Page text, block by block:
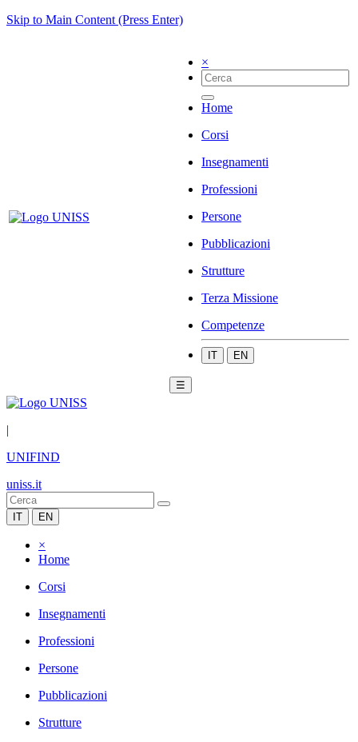
Skip to Main Content (Press Enter)
×
Home
Corsi
Insegnamenti
Professioni
Persone
Pubblicazioni
Strutture
Terza Missione
Competenze
IT EN
☰
|
UNIFIND
uniss.it
IT EN
×
Home
Corsi
Insegnamenti
Professioni
Persone
Pubblicazioni
Strutture